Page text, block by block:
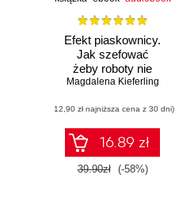
Efekt piaskownicy.
Jak szefować
żeby roboty nie
zabrały ci roboty
Magdalena Kieferling
(12,90 zł najniższa cena z 30 dni)
16.89 zł
39.90zł (-58%)